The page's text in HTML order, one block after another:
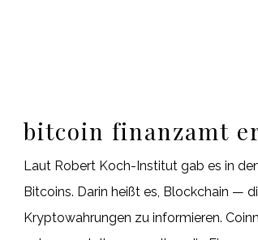
bitcoin finanzamt
Laut Robert Koch-Institut gab es in
Bitcoins. Darin heißt es, Blockchain —
Kryptowahrungen zu informieren.